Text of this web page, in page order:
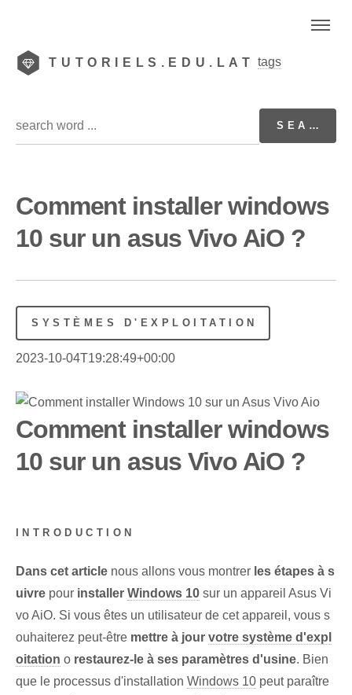
TUTORIELS.EDU.LAT tags
Comment installer windows
10 sur un asus Vivo AiO ?
SYSTÈMES D'EXPLOITATION
2023-10-04T19:28:49+00:00
Comment installer windows
10 sur un asus Vivo AiO ?
INTRODUCTION
Dans cet article nous allons vous montrer les étapes à s
uivre pour installer Windows 10 sur un appareil Asus Vi
vo AiO. Si vous êtes un utilisateur de cet appareil, vous s
ouhaiterez peut-être mettre à jour votre système d'expl
oitation o restaurez-le à ses paramètres d'usine. Bien
que le processus d'installation Windows 10 peut paraître